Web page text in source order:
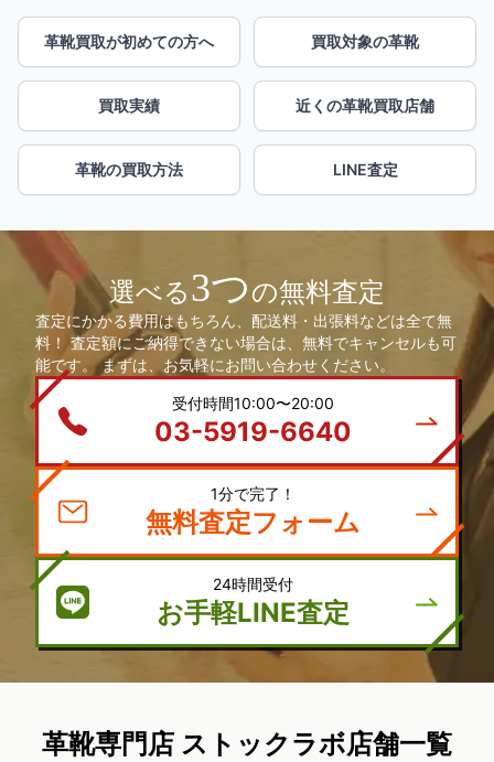
革靴買取が初めての方へ 買取対象の革靴
買取実績 近くの革靴買取店舗
革靴の買取方法 LINE査定
選べる3つの無料査定
査定にかかる費用はもちろん、配送料・出張料などは全て無
料！ 査定額にご納得できない場合は、無料でキャンセルも可
能です。 まずは、お気軽にお問い合わせください。
受付時間10:00〜20:00
03-5919-6640
1分で完了！
無料査定フォーム
24時間受付
お手軽LINE査定
革靴専門店 ストックラボ店舗一覧